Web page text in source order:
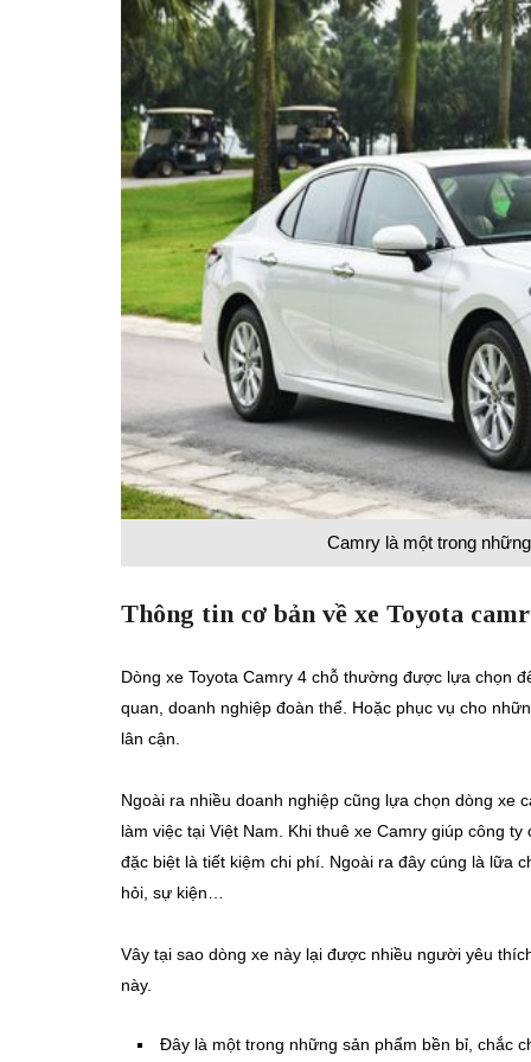
Camry là một trong
Thông tin cơ bản về xe Toyota
Dòng xe Toyota Camry 4 chỗ thường được lựa chọn
quan, doanh nghiệp đoàn thể. Hoặc phục vụ cho
lân cận.
Ngoài ra nhiều doanh nghiệp cũng lựa chọn dòng xe
làm việc tại Việt Nam. Khi thuê xe Camry giúp công
đặc biệt là tiết kiệm chi phí. Ngoài ra đây cúng là lữa
hỏi, sự kiện…
Vây tại sao dòng xe này lại được nhiều người yêu
này.
Đây là một trong những sản phẩm bền bỉ, chắc